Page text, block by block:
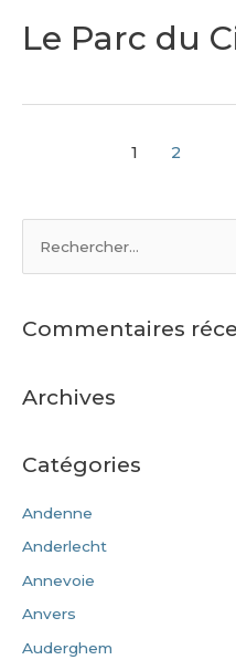
Le Parc du
1 2
Commentaires
Archives
Catégories
Andenne
Anderlecht
Annevoie
Anvers
Auderghem